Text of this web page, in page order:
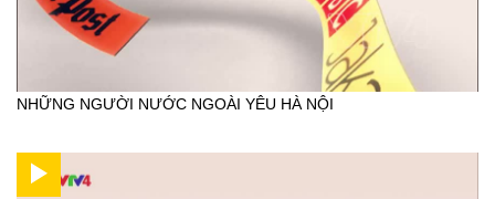
NHỮNG NGƯỜI NƯỚC NGOÀI YÊU HÀ NỘI